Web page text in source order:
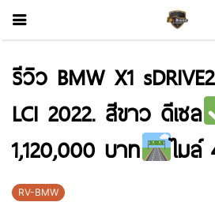
รีวิว BMW X1
LCI 2022. สีขาว ดีเซล
1,120,000 บาท
ไมล์
RV-BMW